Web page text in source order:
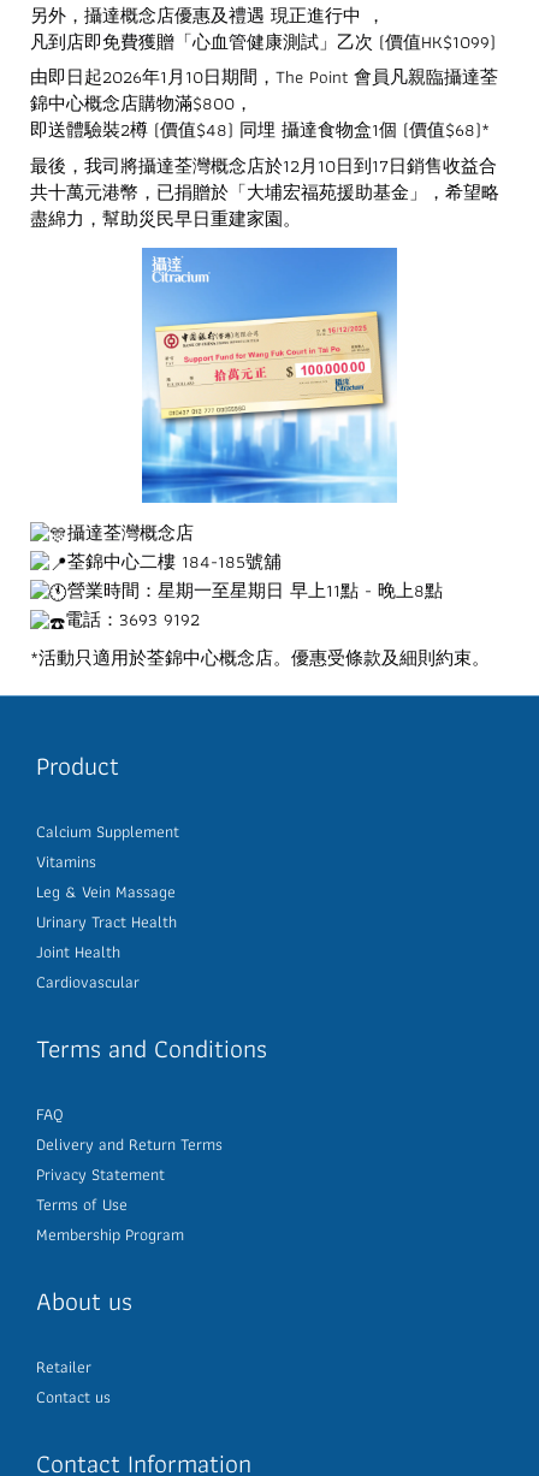
另外，攝達概念店優惠及禮遇 現正進行中 ，
凡到店即免費獲贈「心血管健康測試」乙次 (價值HK$1099)
由即日起2026年1月10日期間，The Point 會員凡親臨攝達荃
錦中心概念店購物滿$800，
即送體驗裝2樽 (價值$48) 同埋 攝達食物盒1個 (價值$68)*
最後，我司將攝達荃灣概念店於12月10日到17日銷售收益合
共十萬元港幣，已捐贈於「大埔宏福苑援助基金」，希望略
盡綿力，幫助災民早日重建家園。
攝達荃灣概念店
荃錦中心二樓 184-185號舖
營業時間：星期一至星期日 早上11點 - 晚上8點
電話：3693 9192
*活動只適用於荃錦中心概念店。優惠受條款及細則約束。
Product
Calcium Supplement
Vitamins
Leg & Vein Massage
Urinary Tract Health
Joint Health
Cardiovascular
Terms and Conditions
FAQ
Delivery and Return Terms
Privacy Statement
Terms of Use
Membership Program
About us
Retailer
Contact us
Contact Information